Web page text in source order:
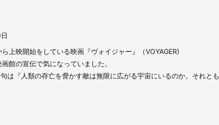
上映開始をしている映画『ヴォイジャー』（VOYAGER)
館の宣伝で気になっていました。
は『人類の存亡を脅かす敵は無限に広がる宇宙にいるのか。それとも